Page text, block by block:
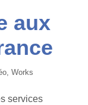
aux
, Works
services